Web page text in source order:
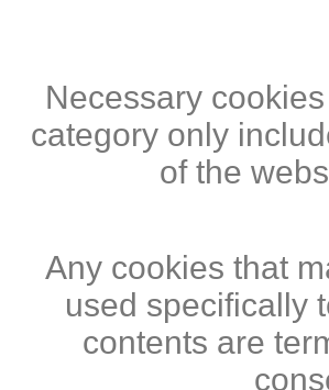
Necessary
category only
of the
Any cookies that
used specifically
contents are